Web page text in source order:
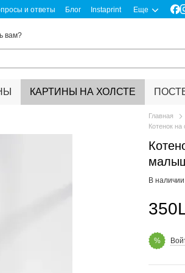
и ответы Блог Instaprint Еще
вам?
КАРТИНЫ НА ХОЛСТЕ
Главная
Котенок
В наличии
%